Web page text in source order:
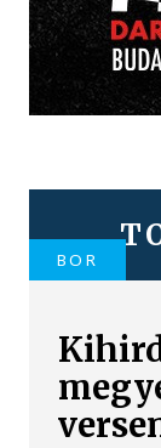
BOR